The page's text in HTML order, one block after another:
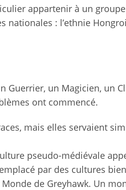
appartenir à un
nationales : l’ethnie
Guerrier, un Magicien, un
ont commencé.
mais elles servaient
pseudo-médiévale
par des cultures
de Greyhawk. Un